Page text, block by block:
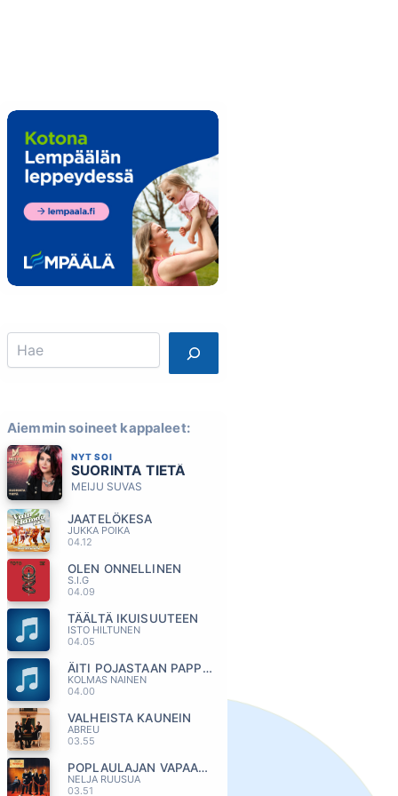
Search
Aiemmin soineet kappaleet:
NYT SOI
SUORINTA TIETÄ
MEIJU SUVAS
JAATELÖKESA
JUKKA POIKA
04.12
OLEN ONNELLINEN
S.I.G
04.09
TÄÄLTÄ IKUISUUTEEN
ISTO HILTUNEN
04.05
ÄITI POJASTAAN PAPPIA TOIVOI
KOLMAS NAINEN
04.00
VALHEISTA KAUNEIN
ABREU
03.55
POPLAULAJAN VAPAAPAIVA
NELJA RUUSUA
03.51